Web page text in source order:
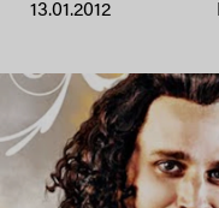
13.01.2012